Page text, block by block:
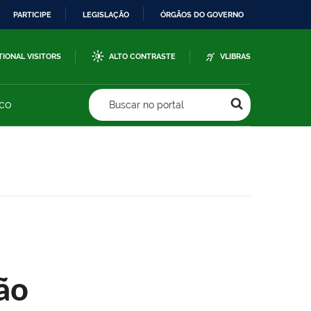
PARTICIPE LEGISLAÇÃO ÓRGÃOS DO GOVERNO
VISITORS ALTO CONTRASTE VLIBRAS
Buscar no portal